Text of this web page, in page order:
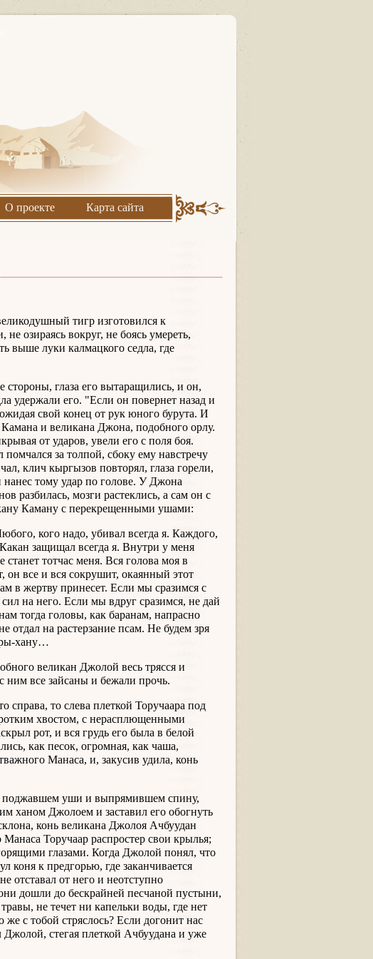
О проекте Карта сайта
тигр изготовился к
озираясь вокруг, не боясь умереть,
выше луки калмацкого седла, где
стороны, глаза его вытаращились, и он,
удержали его. "Если он повернет назад и
свой конец от рук юного бурута. И
и великана Джона, подобного орлу.
от ударов, увели его с поля боя.
за толпой, сбоку ему навстречу
клич кыргызов повторял, глаза горели,
тому удар по голове. У Джона
разбилась, мозги растеклись, а сам он с
Каману с перекрещенными ушами:
кого надо, убивал всегда я. Каждого,
защищал всегда я. Внутри у меня
тотчас меня. Вся голова моя в
он все и вся сокрушит, окаянный этот
в жертву принесет. Если мы сразимся с
на него. Если мы вдруг сразимся, не дай
тогда головы, как баранам, напрасно
на растерзание псам. Не будем зря
хану…
великан Джолой весь трясся и
ним все зайсаны и бежали прочь.
то слева плеткой Торучаара под
хвостом, с нерасплющенными
рот, и вся грудь его была в белой
как песок, огромная, как чаша,
Манаса, и, закусив удила, конь
поджавшем уши и выпрямившем спину,
ханом Джолоем и заставил его обогнуть
конь великана Джолоя Ачбуудан
Манаса Торучаар распростер свои крылья;
глазами. Когда Джолой понял, что
коня к предгорью, где заканчивается
отставал от него и неотступно
дошли до бескрайней песчаной пустыни,
не течет ни капельки воды, где нет
с тобой стряслось? Если догонит нас
стегая плеткой Ачбуудана и уже